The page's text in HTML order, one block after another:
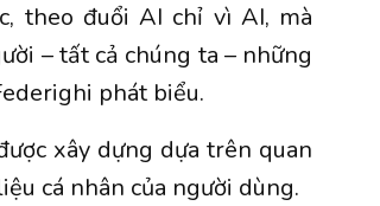
theo đuổi AI chỉ vì AI, mà
– tất cả chúng ta – những
phát biểu.
xây dựng dựa trên quan
cá nhân của người dùng.